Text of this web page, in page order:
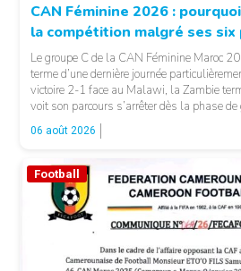
CAN Féminine 2026 :
la compétition malgré ses six
Le groupe C de la CAN Féminine Maroc
terme d’une dernière journée
victoire 2-1 face au Malawi, la Zambie
voit son parcours s’arrêter dès la phase
qui peut surprendre au regard du
06 août 2026
Football